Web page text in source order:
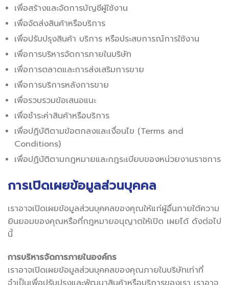
เพื่อสร้างและจัดการบัญชีผู้ใช้งาน
เพื่อจัดส่งสินค้าหรือบริการ
เพื่อปรับปรุงสินค้า บริการ หรือประสบการณ์การใช้งาน
เพื่อการบริหารจัดการภายในบริษัท
เพื่อการตลาดและการส่งเสริมการขาย
เพื่อการบริการหลังการขาย
เพื่อรวบรวมข้อเสนอแนะ
เพื่อชำระค่าสินค้าหรือบริการ
เพื่อปฏิบัติตามข้อตกลงและเงื่อนไข (Terms and
Conditions)
เพื่อปฏิบัติตามกฎหมายและกฎระเบียบของหน่วยงานราชการ
การเปิดเผยข้อมูลส่วนบุคคล
เราอาจเปิดเผยข้อมูลส่วนบุคคลของคุณให้แก่ผู้อื่นภายใต้ความ
ยินยอมของคุณหรือที่กฎหมายอนุญาตให้เปิด เผยได้ ดังต่อไป
นี้
การบริหารจัดการภายในองค์กร
เราอาจเปิดเผยข้อมูลส่วนบุคคลของคุณภายในบริษัทเท่าที่